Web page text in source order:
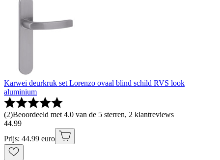
Karwei deurkruk set Lorenzo ovaal blind schild RVS look
aluminium
(2)Beoordeeld met 4.0 van de 5 sterren, 2 klantreviews
44.99
Prijs: 44.99 euro